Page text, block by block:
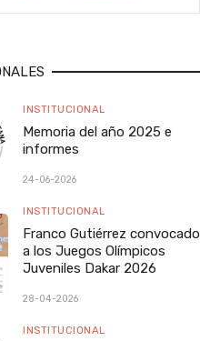
INSTITUCIONAL
Memoria del año 2025 e
informes
24-06-2026
INSTITUCIONAL
Franco Gutiérrez convocado
a los Juegos Olímpicos
Juveniles Dakar 2026
28-04-2026
INSTITUCIONAL